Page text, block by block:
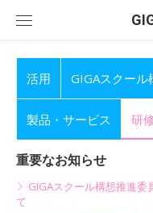
活用 GIGAスクール
製品・サービス 研
重要なお知らせ
GIGAスクール構想推進
て